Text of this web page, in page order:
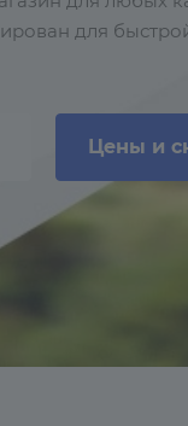
для
Цены и